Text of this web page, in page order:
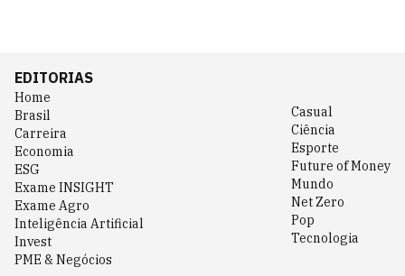
EDITORIAS
Home
Brasil
Carreira
Economia
ESG
Exame INSIGHT
Exame Agro
Inteligência Artificial
Invest
PME & Negócios
Casual
Ciência
Esporte
Future of Money
Mundo
Net Zero
Pop
Tecnologia